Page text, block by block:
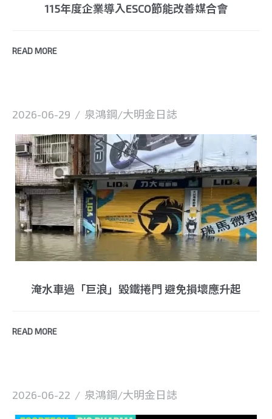
115年度企業導入ESCO節能改善媒合會
READ MORE
2026-06-29 / 泉鴻鋼/大明金日誌
淹水車過「巨浪」毀鐵捲門 避免損壞應升起
READ MORE
2026-06-22 / 泉鴻鋼/大明金日誌